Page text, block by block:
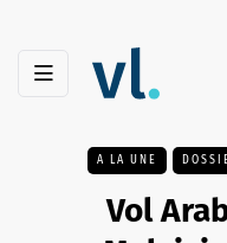
A LA UNE
Vol